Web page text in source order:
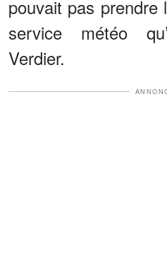
pouvait pas
service météo
Verdier.